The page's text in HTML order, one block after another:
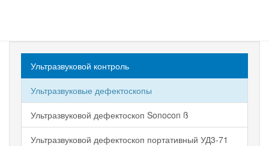
Ультразвуковой контроль
Ультразвуковые дефектоскопы
Ультразвуковой дефектоскоп Sonocon ß
Ультразвуковой дефектоскоп портативный УД3-71